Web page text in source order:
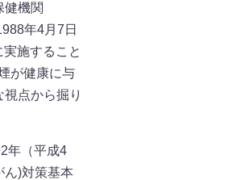
機関
年4月7日
施すること
が健康に与
点から掘り
年（平成4
ん)対策基本